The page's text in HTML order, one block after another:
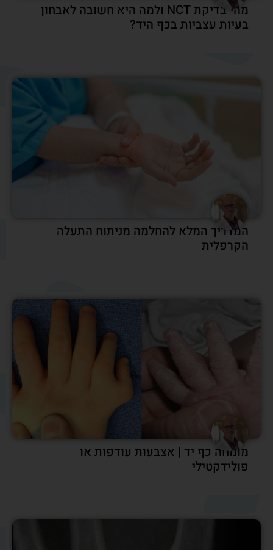
מהי בדיקת NCT ולמה היא חשובה לאבחון
בעיות עצביות בכף היד?
המדריך המלא להחלמה מניתוח התעלה
הקרפלית
מומחה כף יד | אצבעות עודפות או
פולידקטילי